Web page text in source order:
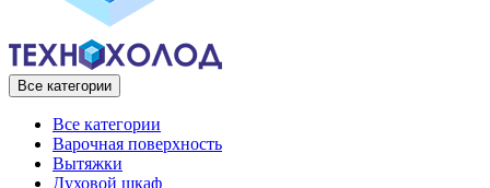
Все категории
Все категории
Варочная поверхность
Вытяжки
Духовой шкаф